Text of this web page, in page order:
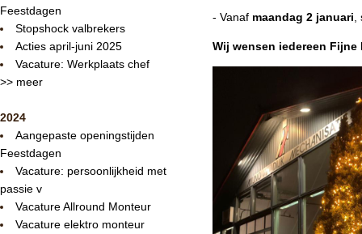
Feestdagen
Stopshock valbrekers
Acties april-juni 2025
Vacature: Werkplaats chef
>> meer
2024
Aangepaste openingstijden
Feestdagen
Vacature: persoonlijkheid met
passie v
Vacature Allround Monteur
Vacature elektro monteur
- Vanaf maandag 2 januari
Wij wensen iedereen